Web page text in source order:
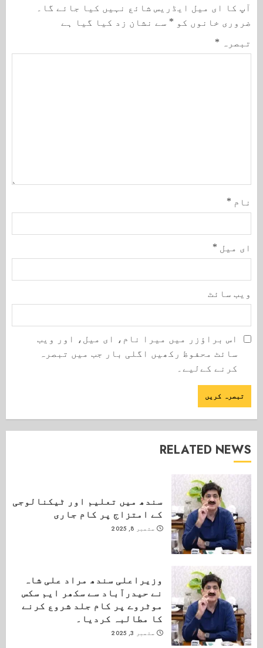
آپ کا ای میل ایڈریس شائع نہیں کیا جائے گا۔
ضروری خانوں کو * سے نشان زد کیا گیا ہے
تبصرہ *
نام *
ای میل *
ویب‌ سائٹ
اس براؤزر میں میرا نام، ای میل، اور ویب
سائٹ محفوظ رکھیں اگلی بار جب میں تبصرہ
کرنے کےلیے۔
RELATED NEWS
سندھ میں تعلیم اور ٹیکنالوجی
کے امتزاج پر کام جاری
ستمبر 8, 2025
وزیراعلی سندھ مراد علی شاہ
نے حیدرآباد سے سکھر ایم سکس
موٹروے پر کام جلد شروع کرنے
کا مطالبہ کردیا۔
ستمبر 3, 2025